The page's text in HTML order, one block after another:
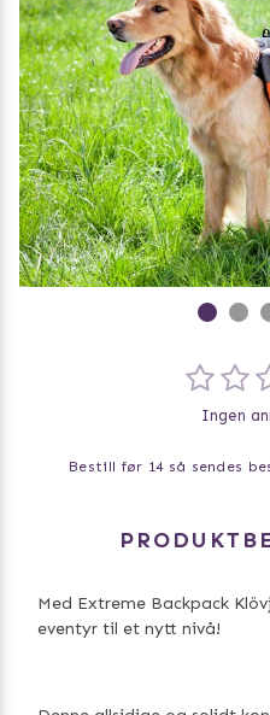
Ingen
Bestill før 14 så sendes
Med Extreme Backpack
eventyr til et nytt nivå!